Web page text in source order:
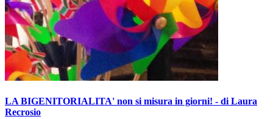
LA BIGENITORIALITA' non si misura in giorni! - di Laura
Recrosio